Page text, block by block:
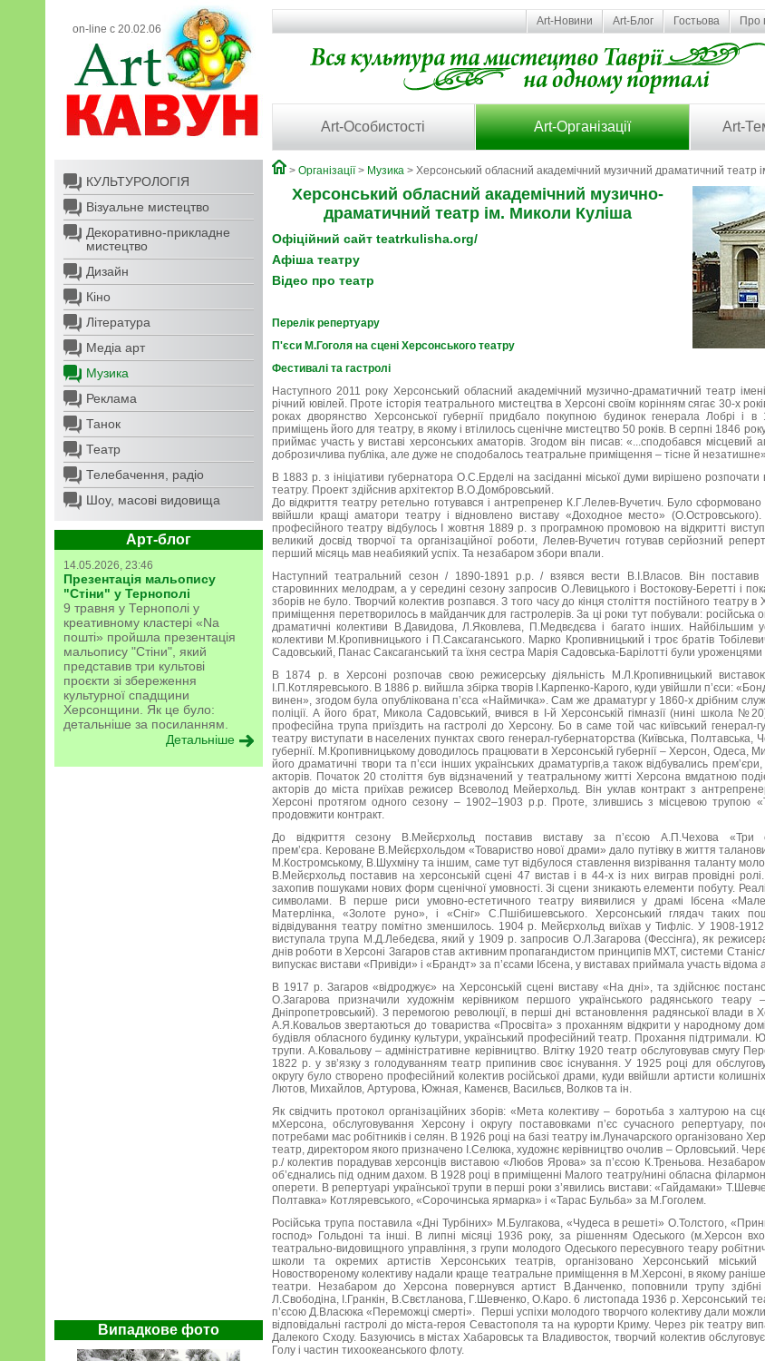
on-line с 20.02.06
Art-Новини Art-Блог Гостьова Про
Art-Особистості Art-Організації Art-
КУЛЬТУРОЛОГІЯ
Візуальне мистецтво
Декоративно-прикладне
мистецтво
Дизайн
Кіно
Література
Медіа арт
Музика
Реклама
Танок
Театр
Телебачення, радіо
Шоу, масові видовища
Арт-блог
14.05.2026, 23:46
Презентація мальопису
"Стіни" у Тернополі
9 травня у Тернополі у
креативному кластері «Na
пошті» пройшла презентація
мальопису "Стіни", який
представив три культові
проєкти зі збереження
культурної спадщини
Херсонщини. Як це було:
детальніше за посиланням.
Детальніше
Випадкове фото
> Організації> Музика > Херсонський обласний академічний музичний драматичний театр
Херсонський обласний академічний музично-
драматичний театр ім. Миколи Куліша
Офіційний сайт teatrkulisha.org/
Афіша театру
Відео про театр
Перелік репертуару
П'єси М.Гоголя на сцені Херсонського театру
Фестивалі та гастролі
Наступного 2011 року Херсонський обласний академічний музично-драматичний театр
річний ювілей. Проте історія театрального мистецтва в Херсоні своїм корінням сягає 30-х
роках дворянство Херсонської губернії придбало покупною будинок генерала Лобрі і
приміщень його для театру, в якому і втілилось сценічне мистецтво 50 років. В серпні 1846
приймає участь у виставі херсонських аматорів. Згодом він писав: «...сподобався місцевий
доброзичлива публіка, але дуже не сподобалось театральне приміщення – тісне й
В 1883 р. з ініціативи губернатора О.С.Ерделі на засіданні міської думи вирішено
театру. Проект здійснив архітектор В.О.Домбровський.
До відкриття театру ретельно готувався і антрепренер К.Г.Лелев-Вучетич. Було
ввійшли кращі аматори театру і відновлено виставу «Доходное место» (О.Островського).
професійного театру відбулось І жовтня 1889 р. з програмною промовою на відкритті
великий досвід творчої та організаційної роботи, Лелев-Вучетич готував серйозний
перший місяць мав неабиякий успіх. Та незабаром збори впали.
Наступний театральний сезон / 1890-1891 р.р. / взявся вести В.І.Власов. Він поставив
старовинних мелодрам, а у середині сезону запросив О.Левицького і Востокову-Беретті і
зборів не було. Творчий колектив розпався. З того часу до кінця століття постійного театру
приміщення перетворилось в майданчик для гастролерів. За ці роки тут побували: російська
драматичні колективи В.Давидова, Л.Яковлева, П.Медвєдєва і багато інших. Найбільшим
колективи М.Кропивницького і П.Саксаганського. Марко Кропивницький і троє братів
Садовський, Панас Саксаганський та їхня сестра Марія Садовська-Барілотті були уроженцями
В 1874 р. в Херсоні розпочав свою режисерську діяльність М.Л.Кропивницький
І.П.Котляревського. В 1886 р. вийшла збірка творів І.Карпенко-Карого, куди увійшли п’єси:
винен», згодом була опублікована п’єса «Наймичка». Сам же драматург у 1860-х дрібним
поліції. А його брат, Микола Садовський, вчився в І-й Херсонській гімназії (нині школа
професійна трупа приїздить на гастролі до Херсону. Бо в саме той час київський генерал-
театру виступати в населених пунктах свого генерал-губернаторства (Київська, Полтавська,
губернії. М.Кропивницькому доводилось працювати в Херсонській губернії – Херсон, Одеса,
його драматичні твори та п’єси інших українських драматургів,а також відбувались
акторів. Початок 20 століття був відзначений у театральному житті Херсона вмдатною
акторів до міста приїхав режисер Всеволод Мейерхольд. Він уклав контракт з
Херсоні протягом одного сезону – 1902–1903 р.р. Проте, злившись з місцевою трупою
продовжити контракт.
До відкриття сезону В.Мейєрхольд поставив виставу за п’єсою А.П.Чехова «Три
прем’єра. Кероване В.Мейєрхольдом «Товариство нової драми» дало путівку в життя
М.Костромському, В.Шухміну та іншим, саме тут відбулося ставлення визрівання таланту
В.Мейєрхольд поставив на херсонській сцені 47 вистав і в 44-х із них виграв провідні
захопив пошуками нових форм сценічної умовності. Зі сцени зникають елементи побуту.
символами. В перше риси умовно-естетичного театру виявилися у драмі Ібсена
Матерлінка, «Золоте руно», і «Сніг» С.Пшібишевського. Херсонський глядач таких
відвідування театру помітно зменшилось. 1904 р. Мейєрхольд виїхав у Тифліс. У 1908-
виступала трупа М.Д.Лебедєва, який у 1909 р. запросив О.Л.Загарова (Фессінга), як
днів роботи в Херсоні Загаров став активним пропагандистом принципів МХТ, системи
випускає вистави «Привіди» і «Брандт» за п’єсами Ібсена, у виставах приймала участь
В 1917 р. Загаров «відроджує» на Херсонській сцені виставу «На дні», та здійснює
О.Загарова призначили художнім керівником першого українського радянського теару
Дніпропетровський). З перемогою революції, в перші дні встановлення радянської влади
А.Я.Ковальов звертаються до товариства «Просвіта» з проханням відкрити у народному
будівля обласного будинку культури, український професійний театр. Прохання
трупи. А.Ковальову – адміністративне керівництво. Влітку 1920 театр обслуговував смугу
1822 р. у зв’язку з голодуванням театр припинив своє існування. У 1925 році для
округу було створено професійний колектив російської драми, куди ввійшли артисти колишніх
Лютов, Михайлов, Артурова, Южная, Каменєв, Васильєв, Волков та ін.
Як свідчить протокол організаційних зборів: «Мета колективу – боротьба з халтурою на
мХерсона, обслуговування Херсону і округу поставовками п’єс сучасного репертуару,
потребами мас робітників і селян. В 1926 році на базі театру ім.Луначарского організовано
театр, директором якого призначено І.Селюка, художнє керівництво очолив – Орловський.
р./ колектив порадував херсонців виставою «Любов Ярова» за п’єсою К.Треньова. Незабаром
об’єднались під одним дахом. В 1928 році в приміщенні Малого театру/нині обласна
оперети. В репертуарі української трупи в перші роки з’явились вистави: «Гайдамаки»
Полтавка» Котляревського, «Сорочинська ярмарка» і «Тарас Бульба» за М.Гоголем.
Російська трупа поставила «Дні Турбіних» М.Булгакова, «Чудеса в решеті» О.Толстого,
господ» Гольдоні та інші. В липні місяці 1936 року, за рішенням Одеського (м.Херсон
театрально-видовищного управління, з групи молодого Одеського пересувного теару
школи та окремих артистів Херсонських театрів, організовано Херсонський міський
Новоствореному колективу надали краще театральне приміщення в М.Херсоні, в якому
театри. Незабаром до Херсона повернувся артист В.Данченко, поповнили трупу здібні
Л.Свободіна, І.Гранкін, В.Свєтланова, Г.Шевченко, О.Каро. 6 листопада 1936 р. Херсонський
п’єсою Д.Власюка «Переможці смерті». Перші успіхи молодого творчого колективу дали
відповідальні гастролі до міста-героя Севастополя та на курорти Криму. Через рік театру
Далекого Сходу. Базуючись в містах Хабаровськ та Владивосток, творчий колектив обслуговує
Голу і частин тихоокеанського флоту.